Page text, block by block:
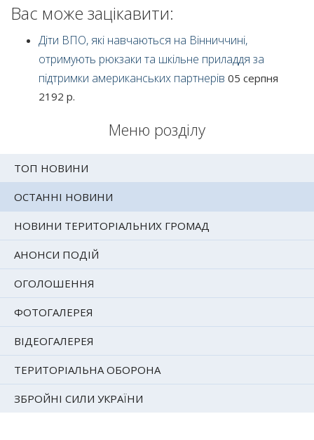
Меню розділу
ТОП НОВИНИ
ОСТАННІ НОВИНИ
НОВИНИ ТЕРИТОРІАЛЬНИХ ГРОМАД
АНОНСИ ПОДІЙ
ОГОЛОШЕННЯ
ФОТОГАЛЕРЕЯ
ВІДЕОГАЛЕРЕЯ
ТЕРИТОРІАЛЬНА ОБОРОНА
ЗБРОЙНІ СИЛИ УКРАЇНИ
Вас може зацікавити:
Діти ВПО, які навчаються на Вінниччині,
отримують рюкзаки та шкільне приладдя за
підтримки американських партнерів 05 серпня
2192 р.